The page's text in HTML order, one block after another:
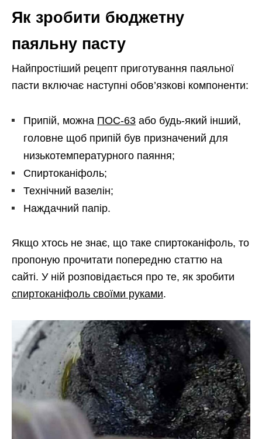
Як зробити бюджетну
паяльну пасту
Найпростіший рецепт приготування паяльної
пасти включає наступні обов’язкові компоненти:
Припій, можна ПОС-63 або будь-який інший,
головне щоб припій був призначений для
низькотемпературного паяння;
Спиртоканіфоль;
Технічний вазелін;
Наждачний папір.
Якщо хтось не знає, що таке спиртоканіфоль, то
пропоную прочитати попередню статтю на
сайті. У ній розповідається про те, як зробити
спиртоканіфоль своїми руками.